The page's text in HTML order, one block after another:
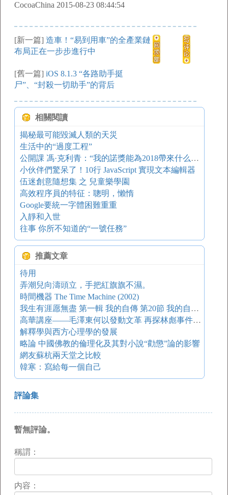
CocoaChina 2015-08-23 08:44:54
[新一篇] 造車！“易到用車”的全產業鏈
布局正在一步步進行中
[舊一篇] iOS 8.1.3 “各路助手挺
尸”、“封殺一切助手”的背后
相關閱讀
揭秘最可能毀滅人類的天災
生活中的“過度工程”
公開課 馮·克利青：“我的諾獎能為2018帶來什么？”
小伙伴們驚呆了！10行 JavaScript 實現文本編輯器
伍迷創意隨想集 之 兒童樂學園
高效程序員的特征：聰明，懶惰
Google要統一字體困難重重
入靜和入世
往事 你所不知道的“一號任務”
推薦文章
待用
弄潮兒向濤頭立，手把紅旗旗不濕。
時間機器 The Time Machine (2002)
我生有涯愿無盡 第一輯 我的自傳 第20節 我的自學小史：回到世間
高華講座——毛澤東何以發動文革 再探林彪事件 談談抗戰歷史的幾個問題
解釋學與西方心理學的發展
略論 中國佛教的倫理化及其對小說“勸懲”論的影響
網友蘇杭兩天堂之比較
韓寒：寫給每一個自己
評論集
暫無評論。
稱謂：
内容：